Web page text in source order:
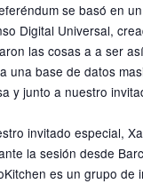
se basó en un
Digital Universal,
las cosas aa ser
una base de datos
y junto a nuestro
invitado especial,
la sesión desde
es un grupo de